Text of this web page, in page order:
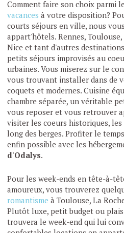
Comment faire son choix parmi
vacances à votre disposition?
courts séjours en ville, nous
appart'hôtels. Rennes,
Nice et tant d'autres
petits séjours improvisés au
urbaines. Vous miserez sur le
vous trouvant installer dans de
coquets et modernes. Cuisine
chambre séparée, un véritable
vous reposer et vous retrouver
visiter les coeurs historiques,
long des berges. Profiter le
enfin possible avec les
d'Odalys.
Pour les week-ends en tête-à-
amoureux, vous trouverez
romantisme à Toulouse, La
Plutôt luxe, petit budget ou
trouvera le week-end qui lui